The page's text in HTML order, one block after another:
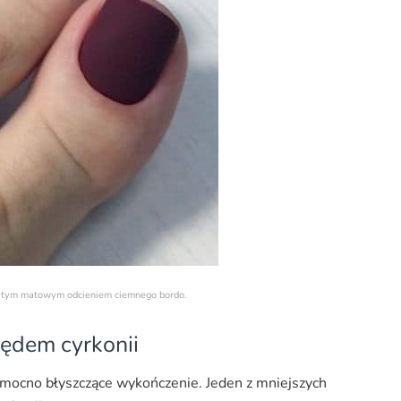
matowym odcieniem ciemnego bordo.
cyrkonii
błyszczące wykończenie. Jeden z mniejszych